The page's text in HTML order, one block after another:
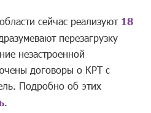
сейчас реализуют 18
перезагрузку
незастроенной
договоры о КРТ с
Подробно об этих
.